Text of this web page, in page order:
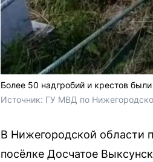
Более 50 надгробий и крестов
Источник: ГУ МВД по
В Нижегородской области
посёлке Досчатое